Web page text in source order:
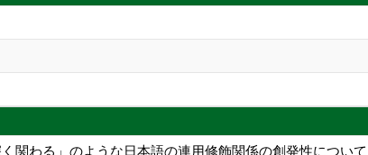
関わる」のような日本語の連用修飾関係の創発性につい